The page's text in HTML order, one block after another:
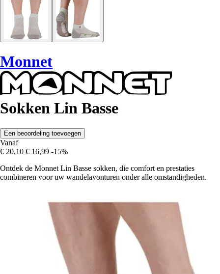
Monnet
Sokken Lin Basse
Een beoordeling toevoegen
Vanaf
€ 20,10 € 16,99 -15%
Ontdek de Monnet Lin Basse sokken, die comfort en prestaties
combineren voor uw wandelavonturen onder alle omstandigheden.